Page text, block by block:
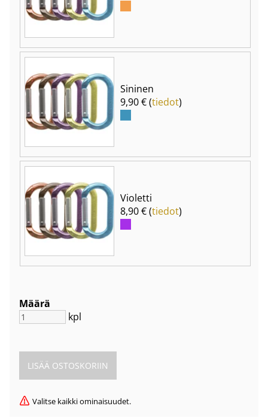
Sininen
9,90 € (tiedot)
Violetti
8,90 € (tiedot)
Määrä
kpl
Valitse kaikki ominaisuudet.